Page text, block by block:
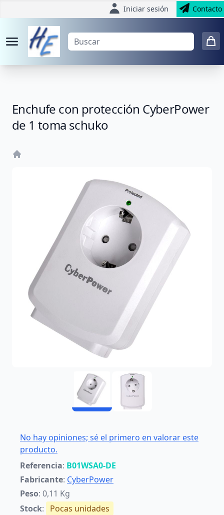
Iniciar sesión Contacto
Enchufe con protección CyberPower
de 1 toma schuko
No hay opiniones; sé el primero en valorar este
producto.
Referencia: B01WSA0-DE
Fabricante: CyberPower
Peso: 0,11 Kg
Stock: Pocas unidades